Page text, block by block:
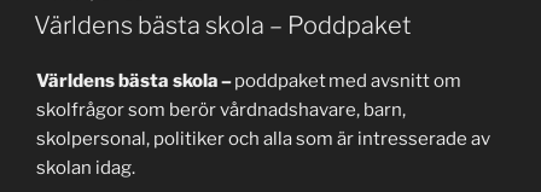
Världens bästa skola – Poddpaket
Världens bästa skola –poddpaket med avsnitt om
skolfrågor som berör vårdnadshavare, barn,
skolpersonal, politiker och alla som är intresserade av
skolan idag.